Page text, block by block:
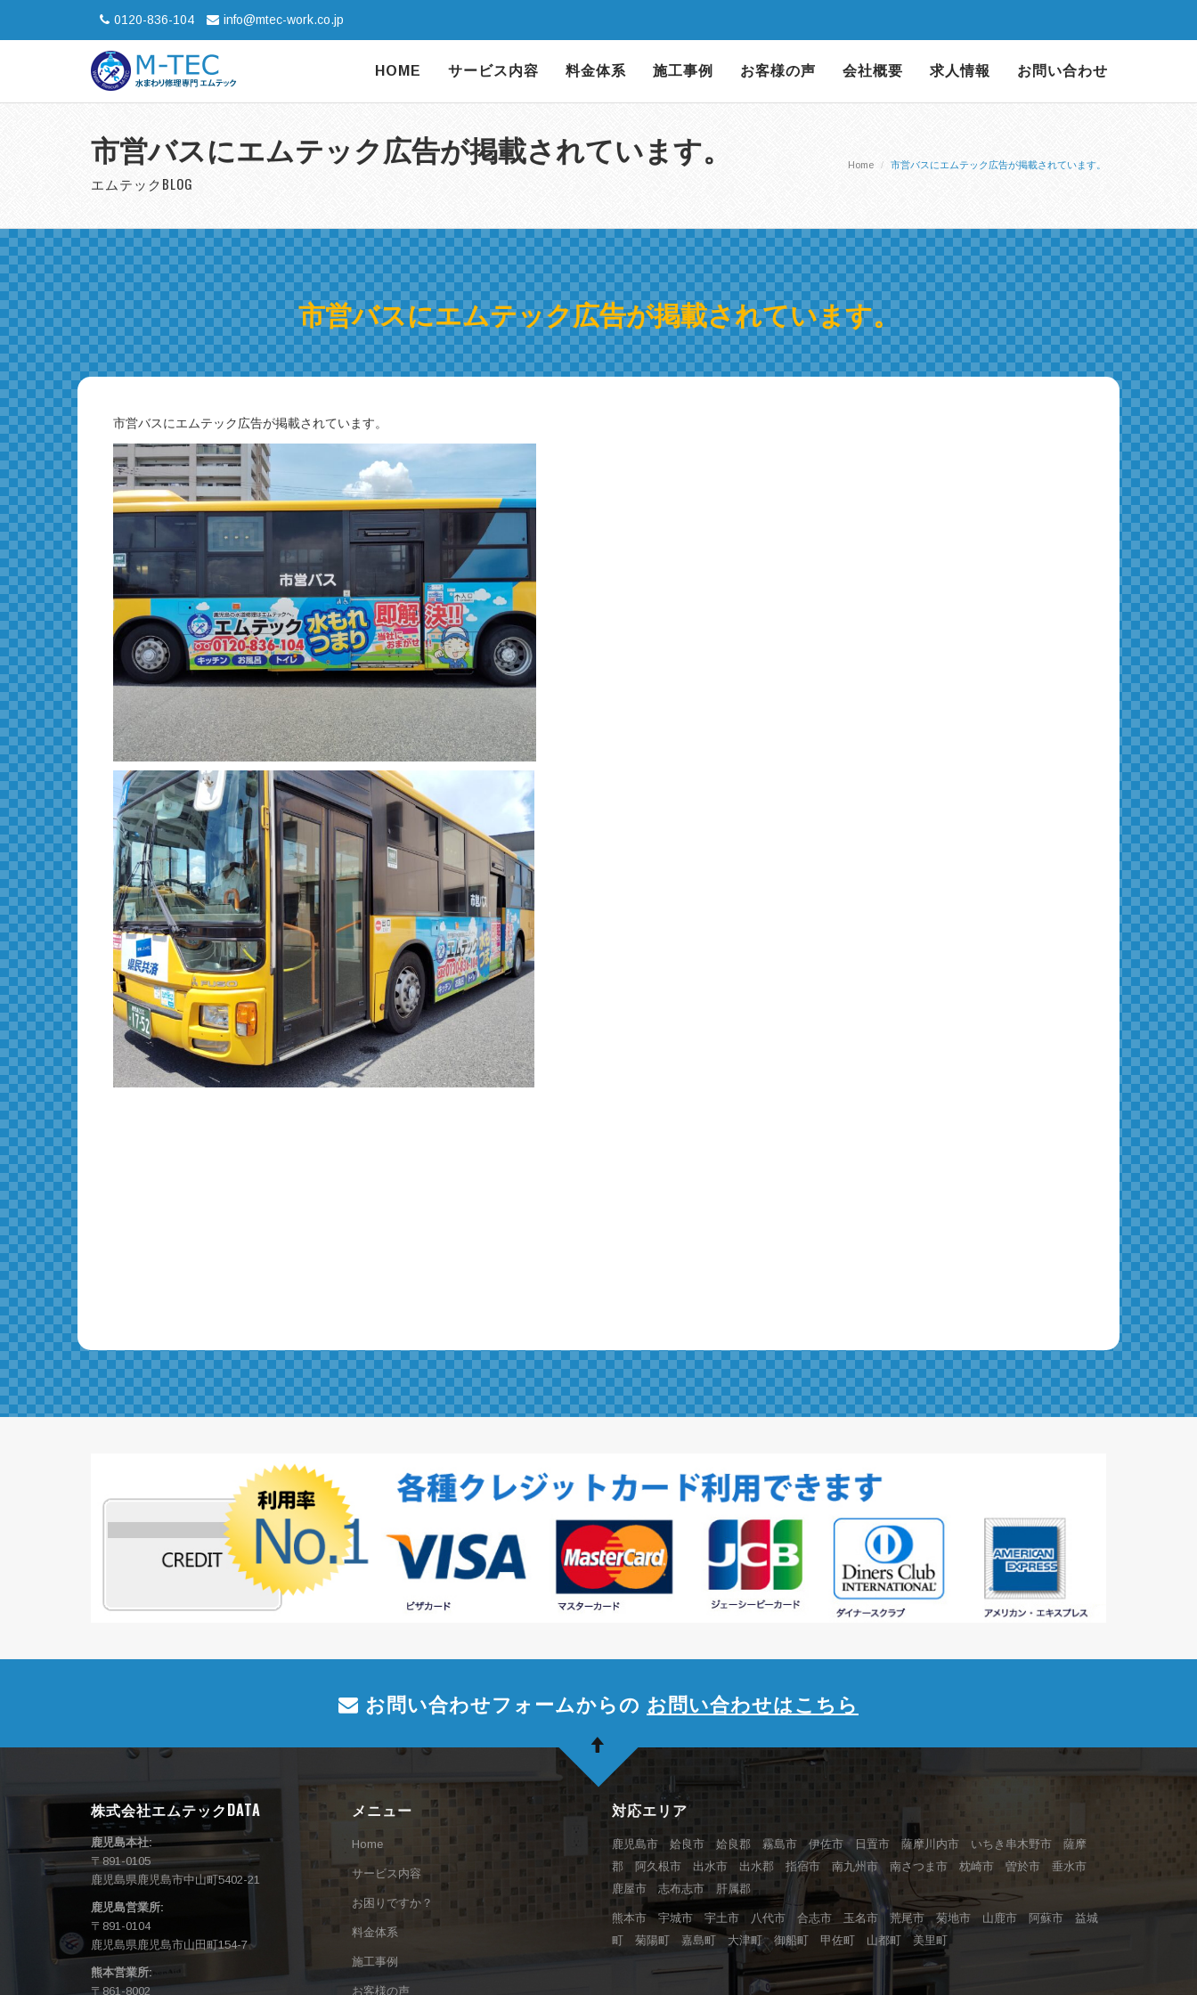
0120-836-104 info@mtec-work.co.jp
HOME サービス内容 料金体系 施工事例 お客様の声 会社概要 求人情報 お問い合わせ
市営バスにエムテック広告が掲載されています。
エムテックBLOG
Home 市営バスにエムテック広告が掲載されています。
市営バスにエムテック広告が掲載されています。
市営バスにエムテック広告が掲載されています。
お問い合わせフォームからの お問い合わせはこちら
株式会社エムテックDATA
鹿児島本社:
〒891-0105
鹿児島県鹿児島市中山町5402-21
鹿児島営業所:
〒891-0104
鹿児島県鹿児島市山田町154-7
熊本営業所:
〒861-8002
メニュー
Home
サービス内容
お困りですか？
料金体系
施工事例
お客様の声
対応エリア
鹿児島市 姶良市 姶良郡 霧島市 伊佐市 日置市 薩摩川内市 いちき串木野市 薩摩
郡 阿久根市 出水市 出水郡 指宿市 南九州市 南さつま市 枕崎市 曽於市 垂水市
鹿屋市 志布志市 肝属郡
熊本市 宇城市 宇土市 八代市 合志市 玉名市 荒尾市 菊地市 山鹿市 阿蘇市 益城
町 菊陽町 嘉島町 大津町 御船町 甲佐町 山都町 美里町